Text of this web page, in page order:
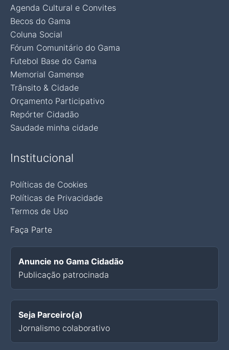
Agenda Cultural e Convites
Becos do Gama
Coluna Social
Fórum Comunitário do Gama
Futebol Base do Gama
Memorial Gamense
Trânsito & Cidade
Orçamento Participativo
Repórter Cidadão
Saudade minha cidade
Institucional
Políticas de Cookies
Políticas de Privacidade
Termos de Uso
Faça Parte
Anuncie no Gama Cidadão
Publicação patrocinada
Seja Parceiro(a)
Jornalismo colaborativo